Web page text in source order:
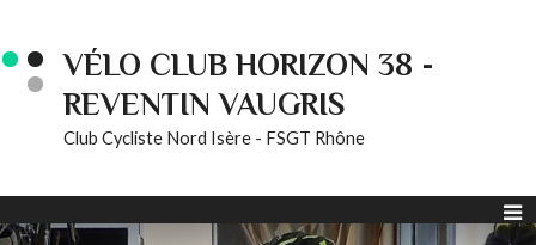
VÉLO CLUB HORIZON 38 -
REVENTIN VAUGRIS
Club Cycliste Nord Isère - FSGT Rhône